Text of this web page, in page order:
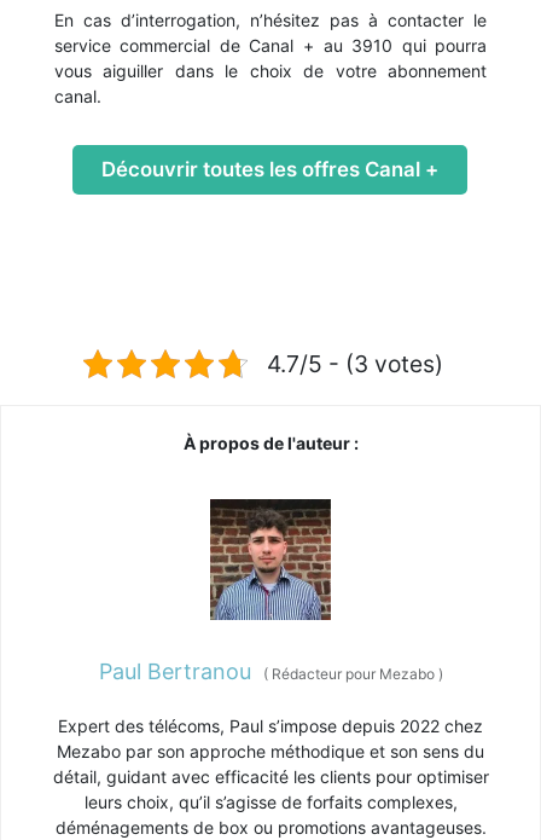
En cas d’interrogation, n’hésitez pas à contacter le
service commercial de Canal + au 3910 qui pourra
vous aiguiller dans le choix de votre abonnement
canal.
Découvrir toutes les offres Canal +
4.7/5 - (3 votes)
À propos de l'auteur :
Paul Bertranou (Rédacteur pour Mezabo )
Expert des télécoms, Paul s’impose depuis 2022 chez
Mezabo par son approche méthodique et son sens du
détail, guidant avec efficacité les clients pour optimiser
leurs choix, qu’il s’agisse de forfaits complexes,
déménagements de box ou promotions avantageuses.